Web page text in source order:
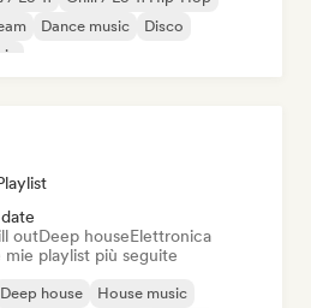
Dance music
Disco
outDeep houseElettronica
playlist più seguite
Deep house
House music